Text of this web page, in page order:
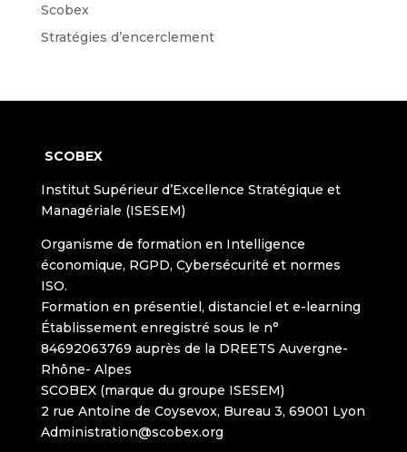
Scobex
Stratégies d’encerclement
SCOBEX
Institut Supérieur d’Excellence Stratégique et
Managériale (ISESEM)
Organisme de formation en Intelligence
économique, RGPD, Cybersécurité et normes
ISO.
Formation en présentiel, distanciel et e-learning
Établissement enregistré sous le n°
84692063769 auprès de la DREETS Auvergne-
Rhône- Alpes
SCOBEX (marque du groupe ISESEM)
2 rue Antoine de Coysevox, Bureau 3, 69001 Lyon
Administration@scobex.org